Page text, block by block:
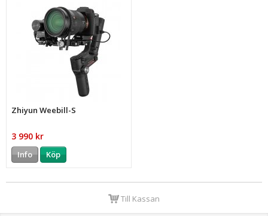
Zhiyun Weebill-S
3 990 kr
Info Köp
Till Kassan